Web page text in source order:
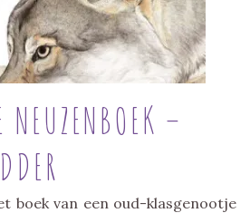
NEUZENBOEK –
boek van een oud-klasgenootje